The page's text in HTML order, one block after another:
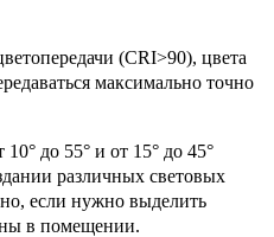
(CRI>90), цвета
максимально точно
до 55° и от 15° до 45°
различных световых
если нужно выделить
в помещении.